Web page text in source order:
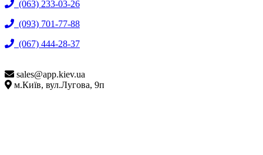
(063) 233-03-26
(093) 701-77-88
(067) 444-28-37
sales@app.kiev.ua
м.Київ, вул.Лугова, 9п